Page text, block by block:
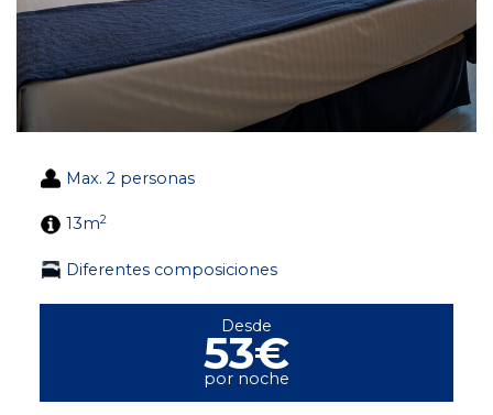
Max. 2 personas
13m2
Diferentes composiciones
Desde
53€
por noche